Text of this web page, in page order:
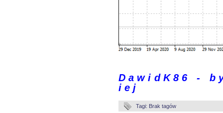
D a w i d K 8 6 - b
i e j
Tagi: Brak tagów